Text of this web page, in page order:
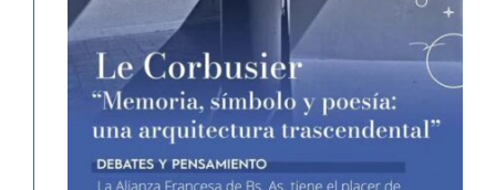
Le Corbusier. Memoria, símbolo y
poesía: una arquitectura
trascendental.
Agenda